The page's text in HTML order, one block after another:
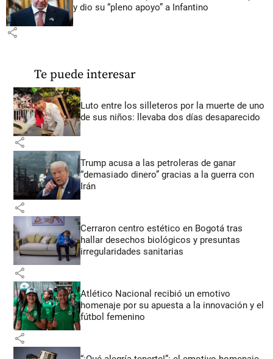
y dio su “pleno apoyo” a Infantino
share
Te puede interesar
Luto entre los silleteros por la muerte de uno
de sus niños: llevaba dos días desaparecido
share
Trump acusa a las petroleras de ganar
“demasiado dinero” gracias a la guerra con
Irán
share
Cerraron centro estético en Bogotá tras
hallar desechos biológicos y presuntas
irregularidades sanitarias
share
Atlético Nacional recibió un emotivo
homenaje por su apuesta a la innovación y el
fútbol femenino
share